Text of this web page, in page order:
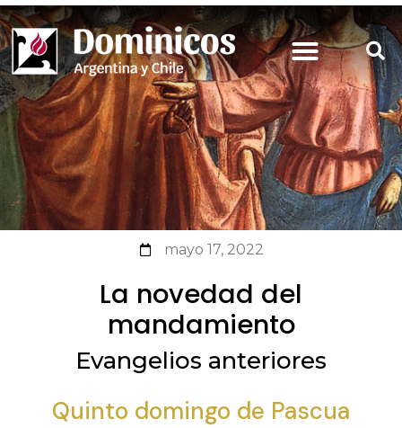
mayo 17, 2022
La novedad del
mandamiento
Evangelios anteriores
Quinto domingo de Pascua